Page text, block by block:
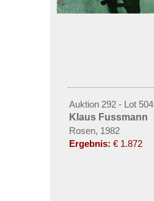
Auktion 292 - Lot 504
Klaus Fussmann
Rosen, 1982
Ergebnis: € 1.872